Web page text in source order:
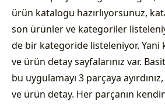
ürün katalogu hazırlıyorsunuz,
son ürünler ve kategoriler
de bir kategoride listeleniyor. Yani
ve ürün detay sayfalarınız var.
bu uygulamayı 3 parçaya
ve ürün detay. Her parçanın